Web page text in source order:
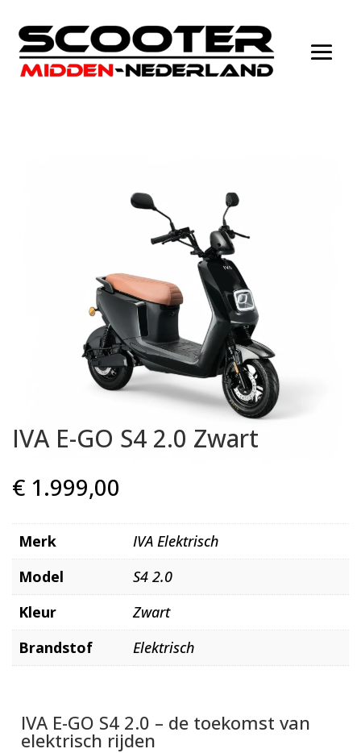
IVA E-GO S4 2.0 Zwart
€ 1.999,00
Merk
IVA Elektrisch
Model
S4 2.0
Kleur
Zwart
Brandstof
Elektrisch
IVA E-GO S4 2.0 – de toekomst van
elektrisch rijden